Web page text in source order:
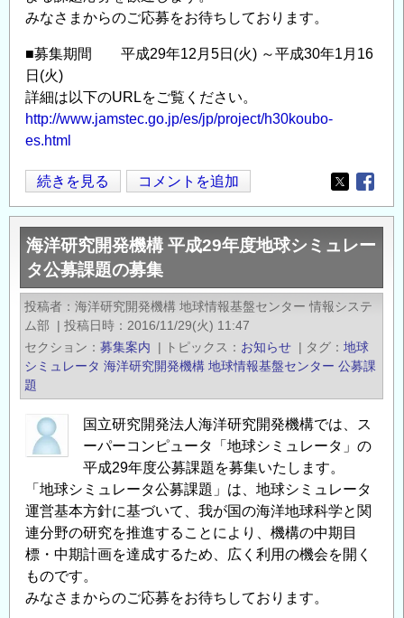
研
課
題
の
公
の
みなさまからのご応募をお待ちしております。
■募集期間 平成29年12月5日(火) ～平成30年1月16
日(火)
詳細は以下のURLをご覧ください。
http://www.jamstec.go.jp/es/jp/project/h30koubo-
es.html
【ご
案
内】
海
洋
研
究
開
発
平
成
年
度
地
球
シ
ミ
続きを見る コメントを追加
Opens in
海洋研究開発機構 平成29年度地球シミュレー
タ公募課題の募集
投稿者
海洋研究開発機構 地球情報基盤センター 情報システ
ム部
| 投稿日時
2016/11/29(火) 11:47
セクション
募集案内 | トピックス お知らせ | タグ
地球
シミュレータ 海洋研究開発機構 地球情報基盤センター 公募課
題
国立研究開発法人海洋研究開発機構では、ス
ーパーコンピュータ「地球シミュレータ」の
平成29年度公募課題を募集いたします。
「地球シミュレータ公募課題」は、地球シミュレータ
運営基本方針に基づいて、我が国の海洋地球科学と関
連分野の研究を推進することにより、機構の中期目
標・中期計画を達成するため、広く利用の機会を開く
ものです。
みなさまからのご応募をお待ちしております。